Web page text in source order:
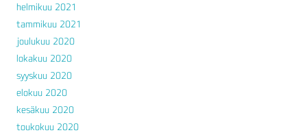
helmikuu 2021
tammikuu 2021
joulukuu 2020
lokakuu 2020
syyskuu 2020
elokuu 2020
kesäkuu 2020
toukokuu 2020